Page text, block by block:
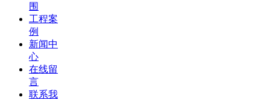
围
工程案
例
新闻中
心
在线留
言
联系我